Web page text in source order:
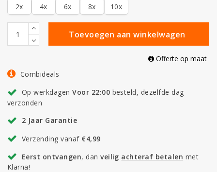
2x
4x 6x 8x 10x
Toevoegen aan winkelwagen
Offerte op maat
Combideals
Op werkdagenVoor 22:00 besteld, dezelfde dag
verzonden
2 Jaar Garantie
Verzending vanaf €4,99
Eerst ontvangen, danveilig achteraf betalen met
Klarna!